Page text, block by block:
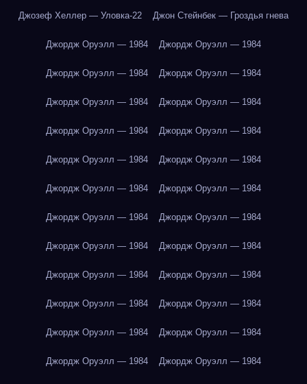
Джозеф Хеллер — Уловка-22 Джон Стейнбек — Гроздья гнева
Джордж Оруэлл — 1984 Джордж Оруэлл — 1984
Джордж Оруэлл — 1984 Джордж Оруэлл — 1984
Джордж Оруэлл — 1984 Джордж Оруэлл — 1984
Джордж Оруэлл — 1984 Джордж Оруэлл — 1984
Джордж Оруэлл — 1984 Джордж Оруэлл — 1984
Джордж Оруэлл — 1984 Джордж Оруэлл — 1984
Джордж Оруэлл — 1984 Джордж Оруэлл — 1984
Джордж Оруэлл — 1984 Джордж Оруэлл — 1984
Джордж Оруэлл — 1984 Джордж Оруэлл — 1984
Джордж Оруэлл — 1984 Джордж Оруэлл — 1984
Джордж Оруэлл — 1984 Джордж Оруэлл — 1984
Джордж Оруэлл — 1984 Джордж Оруэлл — 1984